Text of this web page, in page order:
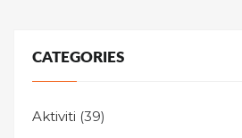
CATEGORIES
Aktiviti (39)